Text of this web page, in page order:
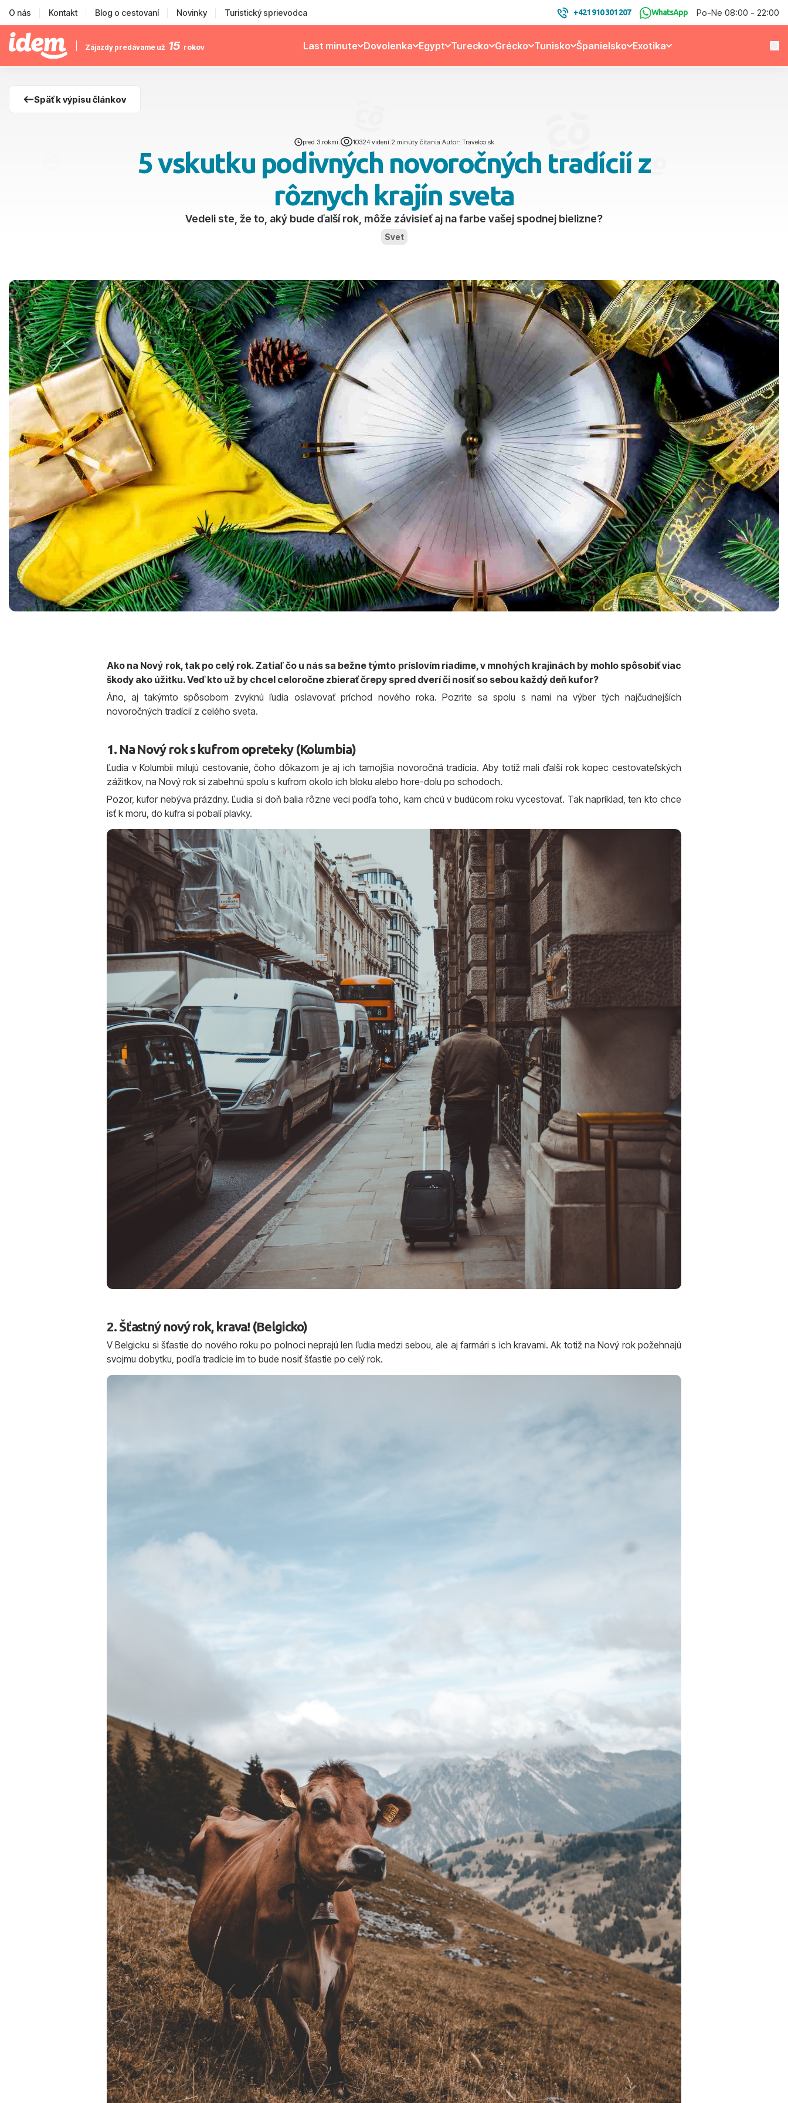
O nás Kontakt Blog o cestovaní Novinky Turistický sprievodca +421 910 301 207 WhatsApp Po-Ne 08:00 - 22:00
Zájazdy predávame už 15 rokov Last minute Dovolenka Egypt Turecko Grécko Tunisko Španielsko Exotika
Späť k výpisu článkov
pred 3 rokmi 10324 videní| 2 minúty čítania Autor: Travelco.sk
5 vskutku podivných novoročných tradícií z
rôznych krajín sveta
Vedeli ste, že to, aký bude ďalší rok, môže závisieť aj na farbe vašej spodnej bielizne?
Svet
Ako na Nový rok, tak po celý rok. Zatiaľ čo u nás sa bežne týmto príslovím riadime, v mnohých krajinách by mohlo spôsobiť viac
škody ako úžitku. Veď kto už by chcel celoročne zbierať črepy spred dverí či nosiť so sebou každý deň kufor?
Áno, aj takýmto spôsobom zvyknú ľudia oslavovať príchod nového roka. Pozrite sa spolu s nami na výber tých najčudnejších
novoročných tradícií z celého sveta.
1. Na Nový rok s kufrom opreteky (Kolumbia)
Ľudia v Kolumbii milujú cestovanie, čoho dôkazom je aj ich tamojšia novoročná tradícia. Aby totiž mali ďalší rok kopec cestovateľských
zážitkov, na Nový rok si zabehnú spolu s kufrom okolo ich bloku alebo hore-dolu po schodoch.
Pozor, kufor nebýva prázdny. Ľudia si doň balia rôzne veci podľa toho, kam chcú v budúcom roku vycestovať. Tak napríklad, ten kto chce
ísť k moru, do kufra si pobalí plavky.
2. Šťastný nový rok, krava! (Belgicko)
V Belgicku si šťastie do nového roku po polnoci neprajú len ľudia medzi sebou, ale aj farmári s ich kravami. Ak totiž na Nový rok požehnajú
svojmu dobytku, podľa tradície im to bude nosiť šťastie po celý rok.